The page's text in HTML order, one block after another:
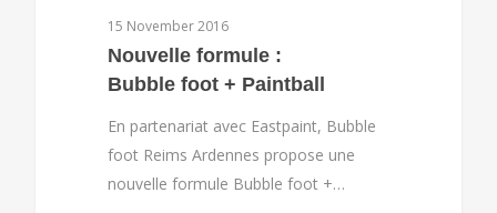
15 November 2016
Nouvelle formule :
Bubble foot + Paintball
En partenariat avec Eastpaint, Bubble
foot Reims Ardennes propose une
nouvelle formule Bubble foot +…